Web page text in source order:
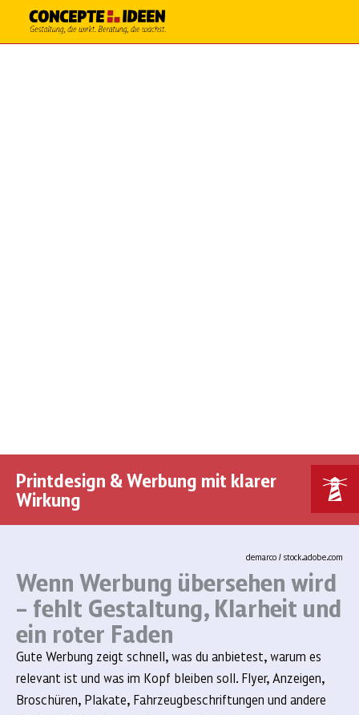
Printdesign & Werbung mit klarer
Wirkung
demarco / stock.adobe.com
Wenn Werbung übersehen wird
– fehlt Gestaltung, Klarheit und
ein roter Faden
Gute Werbung zeigt schnell, was du anbietest, warum es
relevant ist und was im Kopf bleiben soll. Flyer, Anzeigen,
Broschüren, Plakate, Fahrzeugbeschriftungen und andere